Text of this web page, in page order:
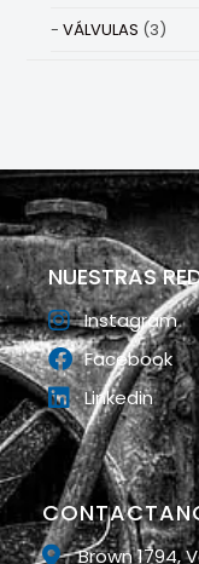
VÁLVULAS (3)
Brown 1794,
NUESTRAS
Instagram
Facebook
Linkedin